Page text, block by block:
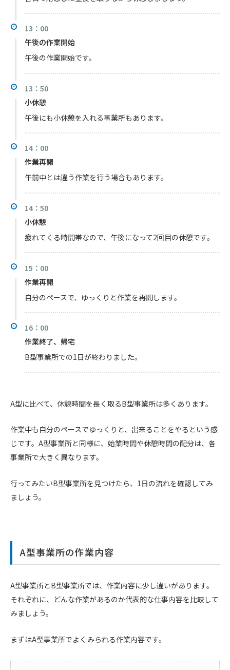
13：00
午後の作業開始
午後の作業開始です。
13：50
小休憩
午後にも小休憩を入れる事業所もあります。
14：00
作業再開
午前中とは違う作業を行う場合もあります。
14：50
小休憩
疲れてくる時間帯なので、午後になって2回目の休憩です。
15：00
作業再開
自分のペースで、ゆっくりと作業を再開します。
16：00
作業終了、帰宅
B型事業所での1日が終わりました。
A型に比べて、休憩時間を長く取るB型事業所は多くあります。
作業中も自分のペースでゆっくりと、出来ることをやるという感
じです。A型事業所と同様に、始業時間や休憩時間の配分は、各
事業所で大きく異なります。
行ってみたいB型事業所を見つけたら、1日の流れを確認してみ
ましょう。
A型事業所の作業内容
A型事業所とB型事業所では、作業内容に少し違いがあります。
それぞれに、どんな作業があるのか代表的な仕事内容を比較して
みましょう。
まずはA型事業所でよくみられる作業内容です。